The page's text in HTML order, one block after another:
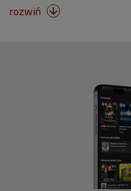
rozwiń 